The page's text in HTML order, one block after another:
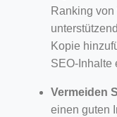
Ranking
Kopie
SEO-Inhalte
Vermeiden
einen guten